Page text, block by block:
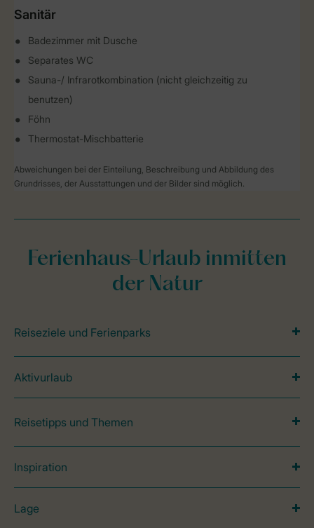
Sanitär
Badezimmer mit Dusche
Separates WC
Sauna-/ Infrarotkombination (nicht gleichzeitig zu
benutzen)
Föhn
Thermostat-Mischbatterie
Abweichungen bei der Einteilung, Beschreibung und Abbildung des
Grundrisses, der Ausstattungen und der Bilder sind möglich.
Ferienhaus-Urlaub inmitten
der Natur
Reiseziele und Ferienparks
Aktivurlaub
Reisetipps und Themen
Inspiration
Lage